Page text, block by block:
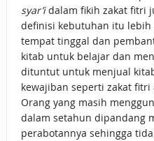
syar’idalam fikih zakat fitri
definisi kebutuhan itu lebih
tempat tinggal dan
kitab untuk belajar dan
dituntut untuk menjual
kewajiban seperti zakat
Orang yang masih
dalam setahun dipandang
perabotannya sehingga